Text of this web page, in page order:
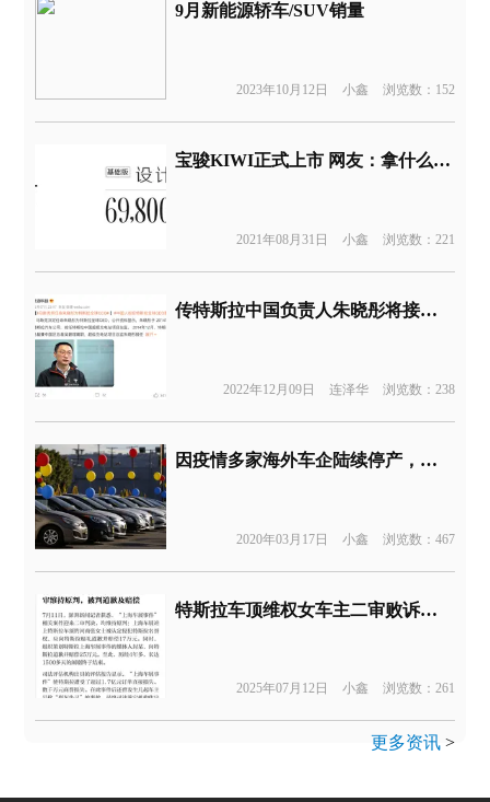
9月新能源轿车/SUV销量
2023年10月12日 小鑫 浏览数：152
宝骏KIWI正式上市 网友：拿什么跟五菱比
2021年08月31日 小鑫 浏览数：221
传特斯拉中国负责人朱晓彤将接棒全球CEO
2022年12月09日 连泽华 浏览数：238
因疫情多家海外车企陆续停产，全球汽车销量预计下滑16%
2020年03月17日 小鑫 浏览数：467
特斯拉车顶维权女车主二审败诉！当事人回应
2025年07月12日 小鑫 浏览数：261
更多资讯>